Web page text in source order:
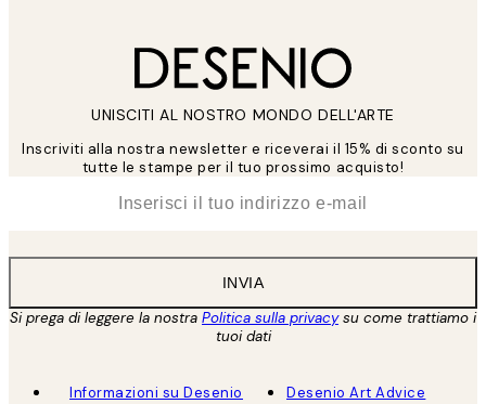
UNISCITI AL NOSTRO MONDO DELL'ARTE
Inscriviti alla nostra newsletter e riceverai il 15% di sconto su
tutte le stampe per il tuo prossimo acquisto!
INVIA
Si prega di leggere la nostra Politica sulla privacysu come trattiamo i
tuoi dati
Informazioni su Desenio
Desenio Art Advice